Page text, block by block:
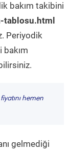
bakım takibini
tablosu.html
Periyodik
bakım
hemen
gelmediği